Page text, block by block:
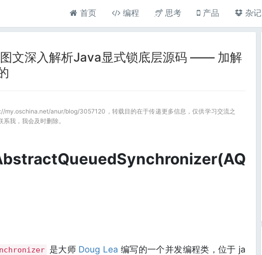
首页 编程 思考 产品 杂记
图文深入解析Java显式锁底层源码 —— 加解
my.oschina.net/anur/blog/3057120，转载目的在于传递更多信息，仅供学习交流之
我，我会及时删除。
是大师 Doug Lea 编写的一个并发编程类，位于 ja